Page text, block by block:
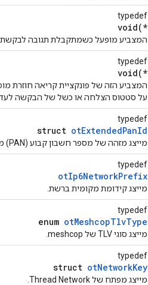
typedef
void(*
המצביע מופעל כשמתקבלת תגובה לבקשת MGMT_SET או כשתם הזמן הקצוב לתפוגה.
typedef
void(*
המצביע הזה של פונקציית קריאה חוזרת
על סטטוס הצלחה או כשל של הבקשה
typedef
struct otExtendedPanId
מייצג מזהה של מספר חשבון קבוע (PAN) מורחב.
typedef
otIp6NetworkPrefix
מייצג קידומת מקומית ברשת.
typedef
enum otMeshcopTlvType
מייצג סוגי TLV של meshcop.
typedef
struct otNetworkKey
מייצג מפתח של Thread Network.